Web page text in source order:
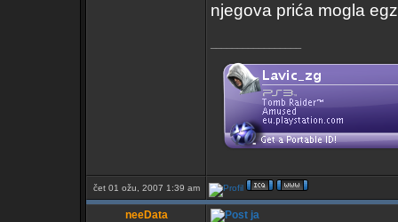
njegova prića mogla
čet 01 ožu, 2007 1:39 am
neeData ja